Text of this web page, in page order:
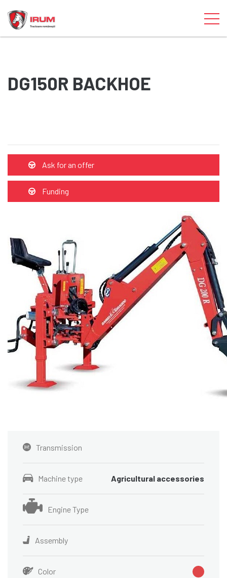
DG150R BACKHOE
Ask for an offer
Funding
Transmission
Machine type Agricultural accessories
Engine Type
Assembly
Color